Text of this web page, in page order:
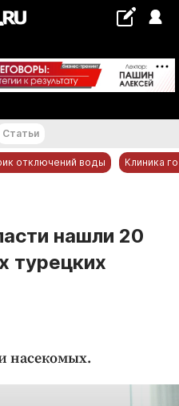
°С
Статьи
отключений воды Клиника
нашли 20
турецких
насекомых.